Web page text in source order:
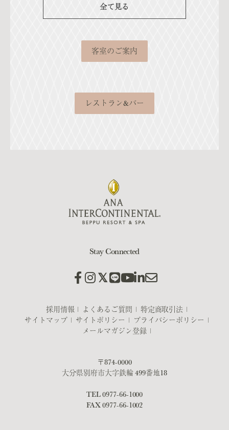
全て見る
客室のご案内
レストラン&バー
Stay Connected
採用情報 よくあるご質問
特定商取引法
サイトマップ
サイトポリシー
プライバシーポリシー
メールマガジン登録
〒874-0000
大分県別府市大字鉄輪 499番地18
TEL0977-66-1000
FAX 0977-66-1002